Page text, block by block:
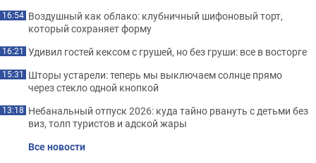
16:54 Воздушный как облако: клубничный шифоновый торт,
который сохраняет форму
16:21 Удивил гостей кексом с грушей, но без груши: все в восторге
15:31 Шторы устарели: теперь мы выключаем солнце прямо
через стекло одной кнопкой
13:18 Небанальный отпуск 2026: куда тайно рвануть с детьми без
виз, толп туристов и адской жары
Все новости